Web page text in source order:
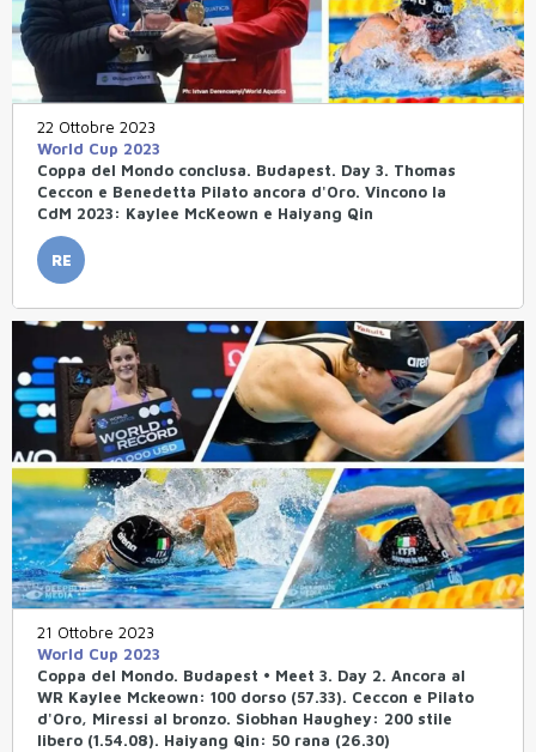
22 Ottobre 2023
World Cup 2023
Coppa del Mondo conclusa. Budapest. Day 3. Thomas
Ceccon e Benedetta Pilato ancora d'Oro. Vincono la
CdM 2023: Kaylee McKeown e Haiyang Qin
RE
21 Ottobre 2023
World Cup 2023
Coppa del Mondo. Budapest • Meet 3. Day 2. Ancora al
WR Kaylee Mckeown: 100 dorso (57.33). Ceccon e Pilato
d'Oro, Miressi al bronzo. Siobhan Haughey: 200 stile
libero (1.54.08). Haiyang Qin: 50 rana (26.30)